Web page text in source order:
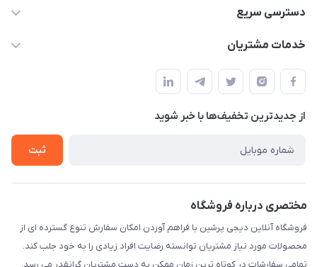
09172138137
دسترسی سریع
حساب کاربری
لیست محصولات
درباره ما
خدمات مشتریان
قوانین و مقررات
حریم خصوصی
راهنما
از جدید‌ترین تخفیف‌ها با‌ خبر شوید
ثبت
مختصری درباره فروشگاه
فروشگاه آنلاین دیجی پرشین با فراهم آوردن امکان سفارش تنوع گسترده ای از
محصولات مورد نیاز مشتریان توانسته رضایت افراد زیادی را به خود جلب کند.
تمامی سفارشات در کوتاه ترین زمان ممکن به دست مشتریان گرانقدر می رسد.